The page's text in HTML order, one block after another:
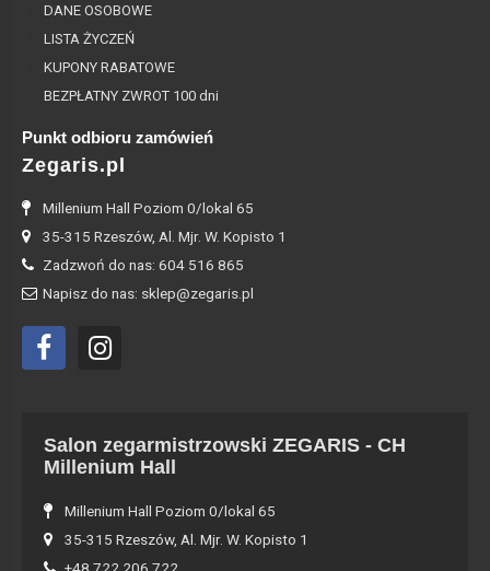
DANE OSOBOWE
LISTA ŻYCZEŃ
KUPONY RABATOWE
BEZPŁATNY ZWROT 100 dni
Punkt odbioru zamówień
Zegaris.pl
Millenium Hall Poziom 0/lokal 65
35-315 Rzeszów, Al. Mjr. W. Kopisto 1
Zadzwoń do nas: 604 516 865
Napisz do nas: sklep@zegaris.pl
Salon zegarmistrzowski ZEGARIS - CH
Millenium Hall
Millenium Hall Poziom 0/lokal 65
35-315 Rzeszów, Al. Mjr. W. Kopisto 1